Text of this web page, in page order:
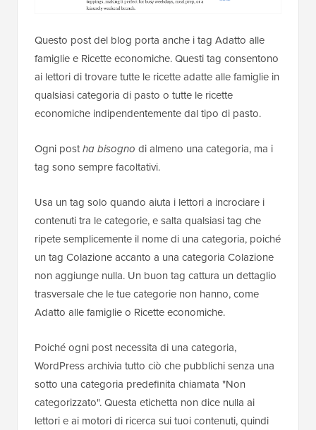
Questo post del blog porta anche i tag Adatto alle
famiglie e Ricette economiche. Questi tag consentono
ai lettori di trovare tutte le ricette adatte alle famiglie in
qualsiasi categoria di pasto o tutte le ricette
economiche indipendentemente dal tipo di pasto.
Ogni postha bisogno di almeno una categoria, ma i
tag sono sempre facoltativi.
Usa un tag solo quando aiuta i lettori a incrociare i
contenuti tra le categorie, e salta qualsiasi tag che
ripete semplicemente il nome di una categoria, poiché
un tag Colazione accanto a una categoria Colazione
non aggiunge nulla. Un buon tag cattura un dettaglio
trasversale che le tue categorie non hanno, come
Adatto alle famiglie o Ricette economiche.
Poiché ogni post necessita di una categoria,
WordPress archivia tutto ciò che pubblichi senza una
sotto una categoria predefinita chiamata "Non
categorizzato". Questa etichetta non dice nulla ai
lettori e ai motori di ricerca sui tuoi contenuti, quindi